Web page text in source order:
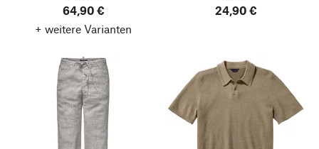
64,90 €
+ weitere Varianten
24,90 €